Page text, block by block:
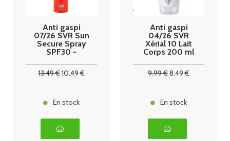
Anti gaspi
07/26 SVR Sun
Secure Spray
SPF30 -
13.49€10.49€
En stock
Anti gaspi
04/26 SVR
Xérial 10 Lait
Corps 200 ml
9.99€8.49 €
En stock